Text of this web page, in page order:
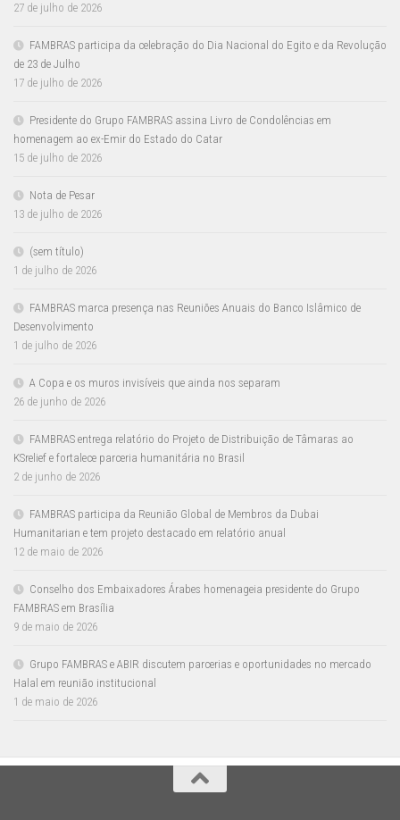
27 de julho de 2026
FAMBRAS participa da celebração do Dia Nacional do Egito e da Revolução
de 23 de Julho
17 de julho de 2026
Presidente do Grupo FAMBRAS assina Livro de Condolências em
homenagem ao ex-Emir do Estado do Catar
15 de julho de 2026
Nota de Pesar
13 de julho de 2026
(sem título)
1 de julho de 2026
FAMBRAS marca presença nas Reuniões Anuais do Banco Islâmico de
Desenvolvimento
1 de julho de 2026
A Copa e os muros invisíveis que ainda nos separam
26 de junho de 2026
FAMBRAS entrega relatório do Projeto de Distribuição de Tâmaras ao
KSrelief e fortalece parceria humanitária no Brasil
2 de junho de 2026
FAMBRAS participa da Reunião Global de Membros da Dubai
Humanitarian e tem projeto destacado em relatório anual
12 de maio de 2026
Conselho dos Embaixadores Árabes homenageia presidente do Grupo
FAMBRAS em Brasília
9 de maio de 2026
Grupo FAMBRAS e ABIR discutem parcerias e oportunidades no mercado
Halal em reunião institucional
1 de maio de 2026